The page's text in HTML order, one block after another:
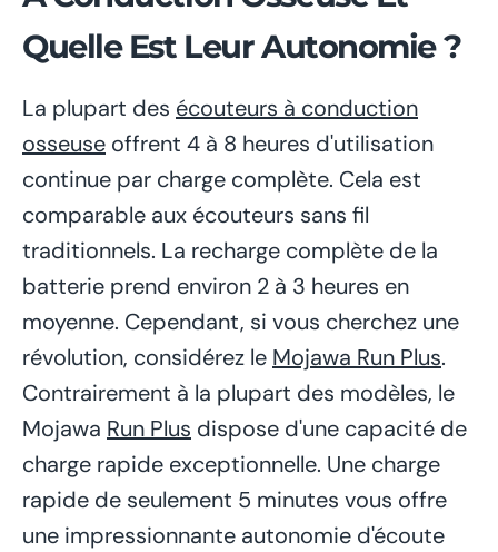
Quelle Est Leur Autonomie ?
La plupart des écouteurs à conduction
osseuse offrent 4 à 8 heures d'utilisation
continue par charge complète. Cela est
comparable aux écouteurs sans fil
traditionnels. La recharge complète de la
batterie prend environ 2 à 3 heures en
moyenne. Cependant, si vous cherchez une
révolution, considérez le Mojawa Run Plus.
Contrairement à la plupart des modèles, le
Mojawa Run Plus dispose d'une capacité de
charge rapide exceptionnelle. Une charge
rapide de seulement 5 minutes vous offre
une impressionnante autonomie d'écoute